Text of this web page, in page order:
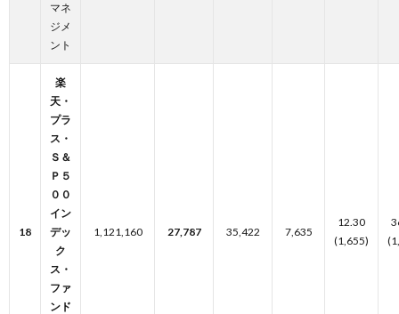
マネ
ジメ
ント
18
楽
天・
プラ
ス・
Ｓ＆
Ｐ５
００
イン
デッ
ク
ス・
ファ
ンド
1,121,160 27,787 35,422 7,635
12.30
(1,655)